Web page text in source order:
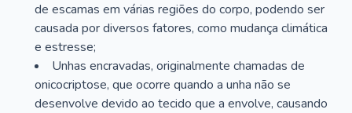
de escamas em várias regiões do corpo, podendo ser
causada por diversos fatores, como mudança climática
e estresse;
Unhas encravadas, originalmente chamadas de
onicocriptose, que ocorre quando a unha não se
desenvolve devido ao tecido que a envolve, causando